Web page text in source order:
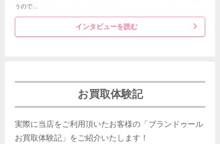
うので…
インタビューを読む
お買取体験記
実際に当店をご利用頂いたお客様の「ブランドゥール
お買取体験記」をご紹介いたします！